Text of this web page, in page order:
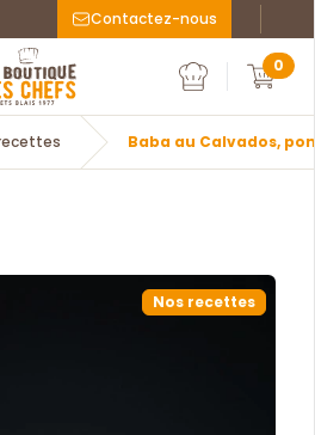
Contactez-nous
Boutique des chefs
Mon compte
Mon
0
Baba au Calvados,
Nos recettes